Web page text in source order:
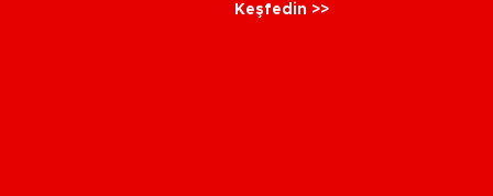
Keşfedin >>